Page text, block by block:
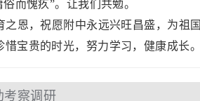
而愧疚”。让我们共勉。
恩，祝愿附中永远兴旺昌盛，为祖
贵的时光，努力学习，健康成长
考察调研